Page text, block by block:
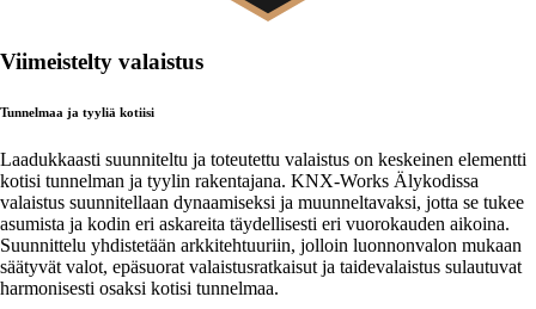
Viimeistelty valaistus
Tunnelmaa ja tyyliä kotiisi
Laadukkaasti suunniteltu ja toteutettu valaistus on keskeinen elementti
kotisi tunnelman ja tyylin rakentajana. KNX-Works Älykodissa
valaistus suunnitellaan dynaamiseksi ja muunneltavaksi, jotta se tukee
asumista ja kodin eri askareita täydellisesti eri vuorokauden aikoina.
Suunnittelu yhdistetään arkkitehtuuriin, jolloin luonnonvalon mukaan
säätyvät valot, epäsuorat valaistusratkaisut ja taidevalaistus sulautuvat
harmonisesti osaksi kotisi tunnelmaa.